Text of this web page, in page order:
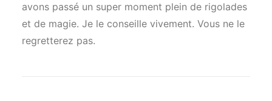
avons passé un super moment plein de rigolades
et de magie. Je le conseille vivement. Vous ne le
regretterez pas.